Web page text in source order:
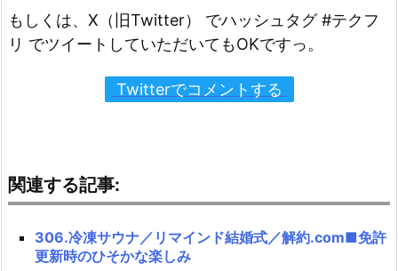
もしくは、X（旧Twitter） でハッシュタグ #テクフ
リ でツイートしていただいてもOKですっ。
Twitterでコメントする
関連する記事:
306.冷凍サウナ／リマインド結婚式／解約.com■免許
更新時のひそかな楽しみ